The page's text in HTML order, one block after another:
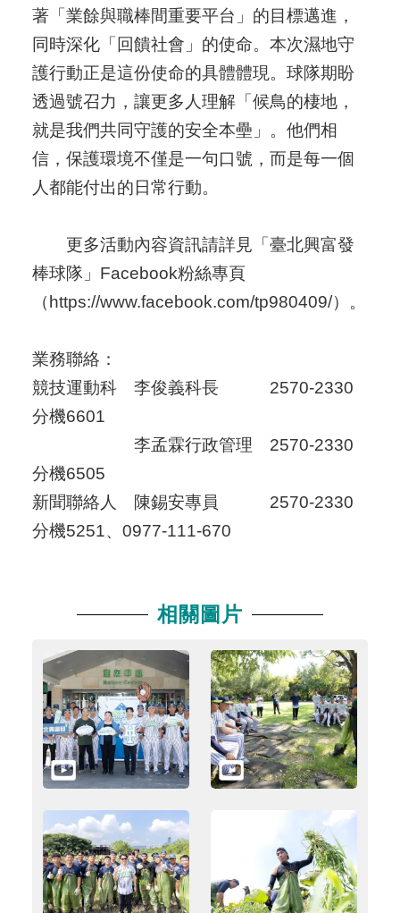
著「業餘與職棒間重要平台」的目標邁進，
同時深化「回饋社會」的使命。本次濕地守
護行動正是這份使命的具體體現。球隊期盼
透過號召力，讓更多人理解「候鳥的棲地，
就是我們共同守護的安全本壘」。他們相
信，保護環境不僅是一句口號，而是每一個
人都能付出的日常行動。
更多活動內容資訊請詳見「臺北興富發
棒球隊」Facebook粉絲專頁
（https://www.facebook.com/tp980409/）。
業務聯絡：
競技運動科 李俊義科長 2570-2330
分機6601
李孟霖行政管理 2570-2330
分機6505
新聞聯絡人 陳錫安專員 2570-2330
分機5251、0977-111-670
相關圖片